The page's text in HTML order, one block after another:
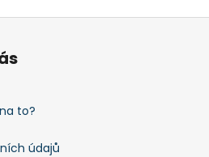
to?
údajů